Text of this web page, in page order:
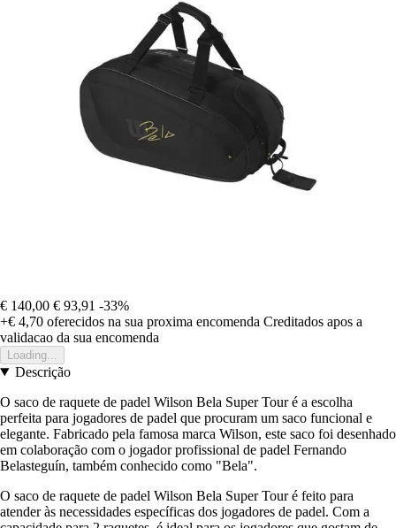
€ 140,00 € 93,91 -33%
+€ 4,70 oferecidos na sua proxima encomenda Creditados apos a
validacao da sua encomenda
Loading...
Descrição
O saco de raquete de padel Wilson Bela Super Tour é a escolha
perfeita para jogadores de padel que procuram um saco funcional e
elegante. Fabricado pela famosa marca Wilson, este saco foi desenhado
em colaboração com o jogador profissional de padel Fernando
Belasteguín, também conhecido como "Bela".
O saco de raquete de padel Wilson Bela Super Tour é feito para
atender às necessidades específicas dos jogadores de padel. Com a